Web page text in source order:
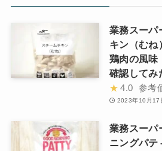
業務スーパ
キン（むね
鶏肉の風味
確認してみ
★ 4.0 参考
2023年10月17
業務スーパ
ニングパテ